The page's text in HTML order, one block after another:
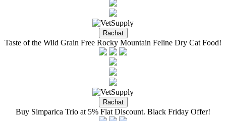
Taste of the Wild Grain Free Rocky Mountain Feline Dry Cat Food!
Buy Simparica Trio at 5% Flat Discount. Black Friday Offer!